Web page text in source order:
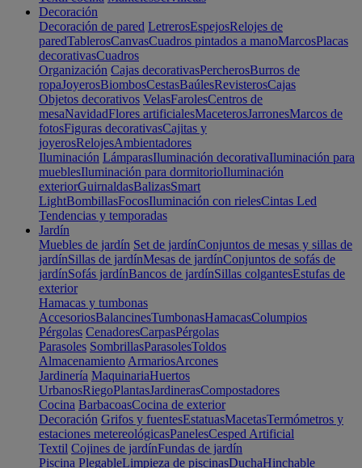
Decoración
Decoración de pared LetrerosEspejosRelojes de
paredTablerosCanvasCuadros pintados a manoMarcosPlacas
decorativasCuadros
Organización Cajas decorativasPercherosBurros de
ropaJoyerosBiombosCestasBaúlesRevisterosCajas
Objetos decorativos VelasFarolesCentros de
mesaNavidadFlores artificialesMaceterosJarronesMarcos de
fotosFiguras decorativasCajitas y
joyerosRelojesAmbientadores
Iluminación LámparasIluminación decorativaIluminación para
mueblesIluminación para dormitorioIluminación
exteriorGuirnaldasBalizasSmart
LightBombillasFocosIluminación con rielesCintas Led
Tendencias y temporadas
Jardín
Muebles de jardín Set de jardínConjuntos de mesas y sillas de
jardínSillas de jardínMesas de jardínConjuntos de sofás de
jardínSofás jardínBancos de jardínSillas colgantesEstufas de
exterior
Hamacas y tumbonas
AccesoriosBalancinesTumbonasHamacasColumpios
Pérgolas CenadoresCarpasPérgolas
Parasoles SombrillasParasolesToldos
Almacenamiento ArmariosArcones
Jardinería MaquinariaHuertos
UrbanosRiegoPlantasJardinerasCompostadores
Cocina BarbacoasCocina de exterior
Decoración Grifos y fuentesEstatuasMacetasTermómetros y
estaciones metereológicasPanelesCesped Artificial
Textil Cojines de jardínFundas de jardín
Piscina PlegableLimpieza de piscinasDuchaHinchable